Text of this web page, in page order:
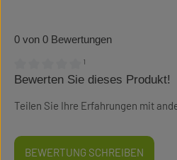
0 von 0 Bewertungen
Durchschnittliche Bewertung von 0
¹
Bewerten Sie dieses Produkt!
Teilen Sie Ihre Erfahrungen mit
BEWERTUNG SCHREIBEN